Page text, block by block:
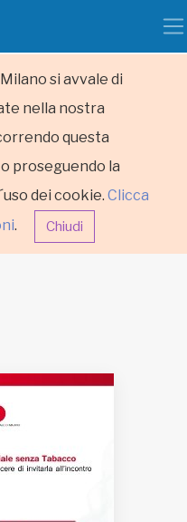
si avvale di
nella nostra
questa
proseguendo la
dei cookie. Clicca
. Chiudi